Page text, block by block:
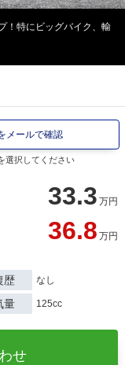
！特にビッグバイク、輸
メールで確認
選択してください
33.3 万円
36.8 万円
歴 なし
量 125cc
せ